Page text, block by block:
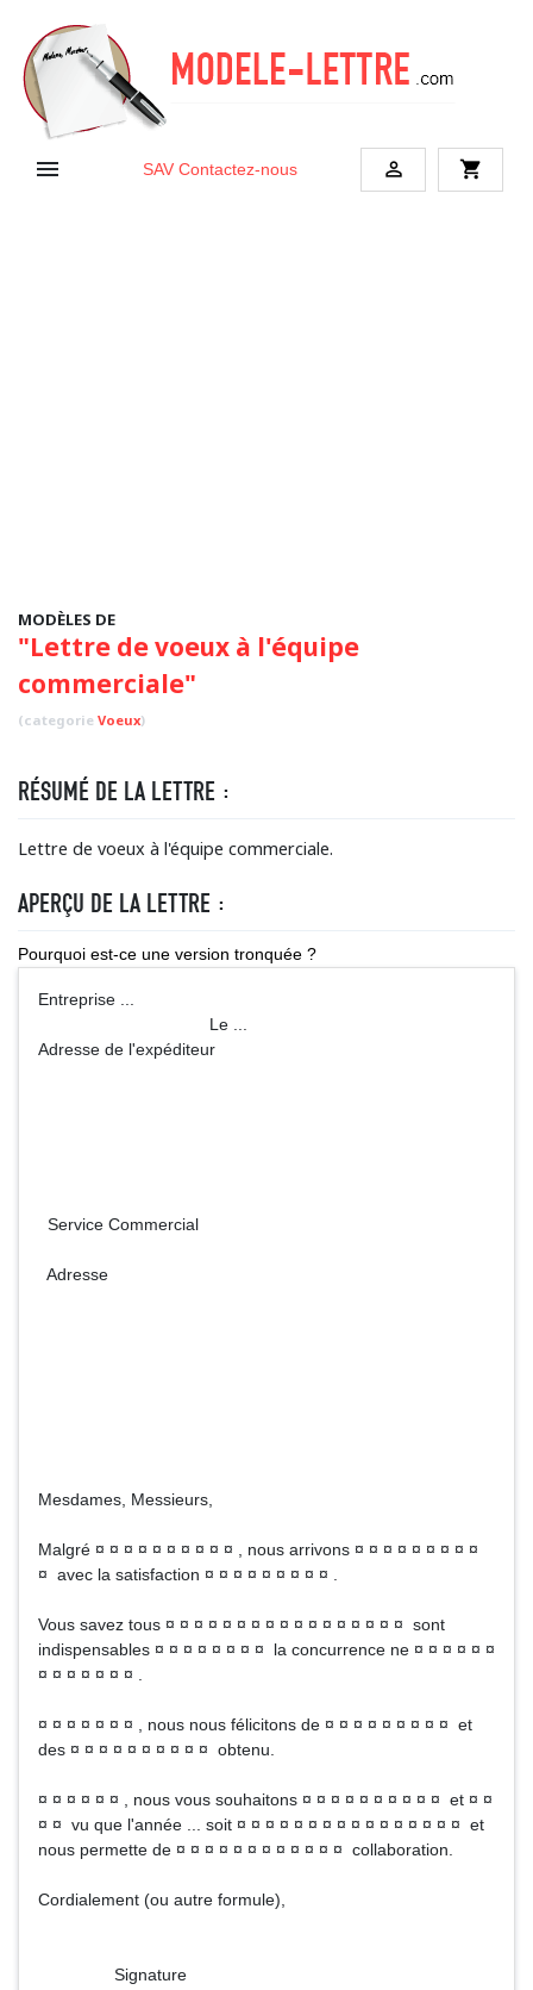
 SAV Contactez-nous  shopping_cart
MODÈLES DE
"Lettre de voeux à l'équipe
commerciale"
(categorie Voeux)
RÉSUMÉ DE LA LETTRE :
Lettre de voeux à l'équipe commerciale.
APERÇU DE LA LETTRE :
Pourquoi est-ce une version tronquée ?
Entreprise ...
Le ...
Adresse de l'expéditeur
Service Commercial
Adresse
Mesdames, Messieurs,
Malgré ¤ ¤ ¤ ¤ ¤ ¤ ¤ ¤ ¤ ¤ , nous arrivons ¤ ¤ ¤ ¤ ¤ ¤ ¤ ¤ ¤
¤ avec la satisfaction ¤ ¤ ¤ ¤ ¤ ¤ ¤ ¤ ¤ .
Vous savez tous ¤ ¤ ¤ ¤ ¤ ¤ ¤ ¤ ¤ ¤ ¤ ¤ ¤ ¤ ¤ ¤ ¤ sont
indispensables ¤ ¤ ¤ ¤ ¤ ¤ ¤ ¤ la concurrence ne ¤ ¤ ¤ ¤ ¤ ¤
¤ ¤ ¤ ¤ ¤ ¤ ¤ .
¤ ¤ ¤ ¤ ¤ ¤ ¤ , nous nous félicitons de ¤ ¤ ¤ ¤ ¤ ¤ ¤ ¤ ¤ et
des ¤ ¤ ¤ ¤ ¤ ¤ ¤ ¤ ¤ ¤ obtenu.
¤ ¤ ¤ ¤ ¤ ¤ , nous vous souhaitons ¤ ¤ ¤ ¤ ¤ ¤ ¤ ¤ ¤ ¤ et ¤ ¤
¤ ¤ vu que l'année ... soit ¤ ¤ ¤ ¤ ¤ ¤ ¤ ¤ ¤ ¤ ¤ ¤ ¤ ¤ ¤ ¤ et
nous permette de ¤ ¤ ¤ ¤ ¤ ¤ ¤ ¤ ¤ ¤ ¤ ¤ collaboration.
Cordialement (ou autre formule),
Signature